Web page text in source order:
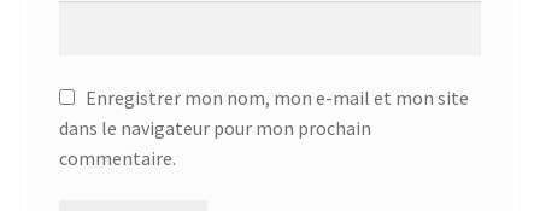
Enregistrer mon nom, mon e-mail et mon site
dans le navigateur pour mon prochain
commentaire.